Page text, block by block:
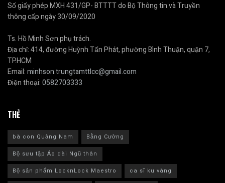
Số giấy phép MXH 431/GP- BTTTT do Bộ Thông tin và Truyền
thông cấp ngày 30/09/2020
Ts. Hồ Minh Sơn phụ trách.
Địa chỉ: 414, đường Huỳnh Tấn Phát, phường Bình Thuận, quận 7,
TP.HCM
Email:minhson.trungtamttlcc@gmail.com
Điện thoại:0582703333
THẺ
bà con Quảng Nam
Bằng Cường
Bộ sưu tập Áo dài Ngũ thân
Bộ sản phẩm LocknLock Maestro
ca sĩ ku vàng